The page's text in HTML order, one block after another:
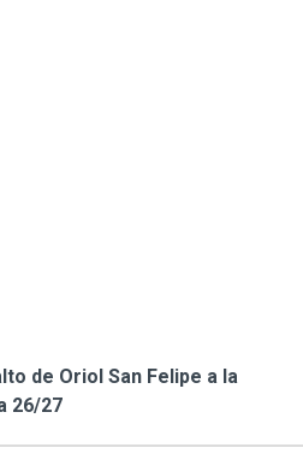
de Oriol San Felipe a la
26/27